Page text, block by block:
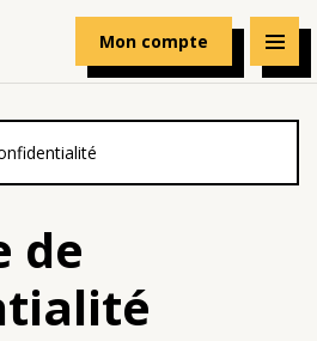
Mon compte
de